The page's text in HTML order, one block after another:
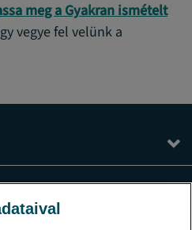
meg a Gyakran ismételt
vegye fel velünk a